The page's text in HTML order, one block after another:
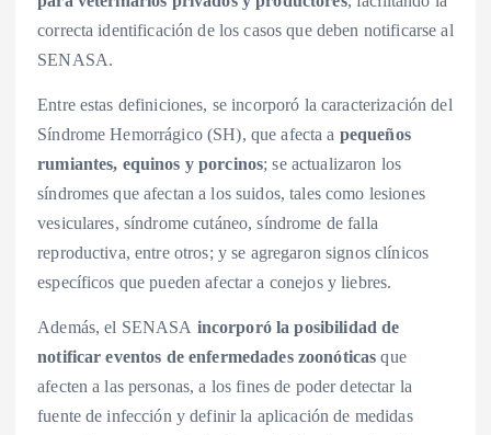
correcta identificación de los casos que deben notificarse al
SENASA.
Entre estas definiciones, se incorporó la caracterización del
Síndrome Hemorrágico (SH), que afecta a pequeños
rumiantes, equinos y porcinos; se actualizaron los
síndromes que afectan a los suidos, tales como lesiones
vesiculares, síndrome cutáneo, síndrome de falla
reproductiva, entre otros; y se agregaron signos clínicos
específicos que pueden afectar a conejos y liebres.
Además, el SENASA incorporó la posibilidad de
notificar eventos de enfermedades zoonóticas que
afecten a las personas, a los fines de poder detectar la
fuente de infección y definir la aplicación de medidas